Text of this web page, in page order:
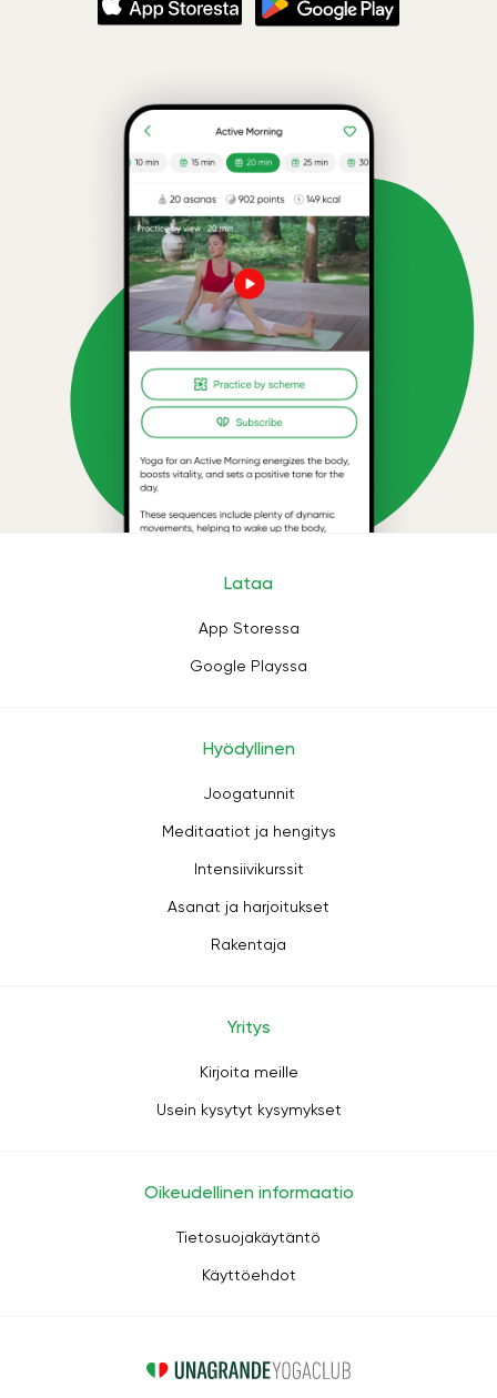
Lataa
App Storessa
Google Playssa
Hyödyllinen
Joogatunnit
Meditaatiot ja hengitys
Intensiivikurssit
Asanat ja harjoitukset
Rakentaja
Yritys
Kirjoita meille
Usein kysytyt kysymykset
Oikeudellinen informaatio
Tietosuojakäytäntö
Käyttöehdot